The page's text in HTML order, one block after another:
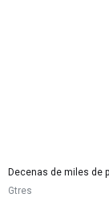
Decenas de miles de
Gtres